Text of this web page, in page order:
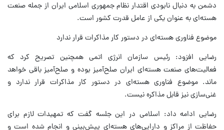
دشمن به دنبال نابودی اقتدار نظام جمهوری اسلامی ایران از جمله صنعت
هسته‌ای به عنوان یکی از عامل قدرت کشور است.
موضوع فناوری هسته‌ای در دستور کار مذاکرات قرار ندارد
رضایی افزود: رئیس سازمان انرژی اتمی همچنین تصریح کرد که
فعالیت‌های صنعت هسته‌ای ایران صلح‌آمیز بوده و صلح‌آمیز باقی خواهد
ماند. موضوع فناوری هسته‌ای در دستور کار مذاکرات قرار ندارد و
غنی‌سازی نیز قابل مذاکره نیست.
رضایی ادامه داد: اسلامی در این جلسه گفت که تمهیدات لازم برای
حفاظت از مراکز و دارایی‌های هسته‌ای پیش‌بینی و انجام شده است و